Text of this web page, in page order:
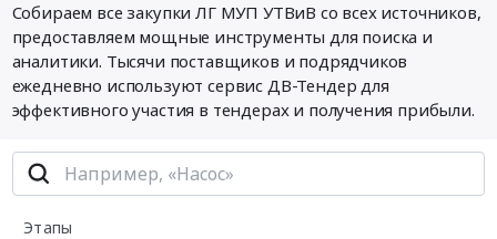
Собираем все закупки ЛГ МУП УТВиВ со всех источников,
предоставляем мощные инструменты для поиска и
аналитики. Тысячи поставщиков и подрядчиков
ежедневно используют сервис ДВ-Тендер для
эффективного участия в тендерах и получения прибыли.
Этапы